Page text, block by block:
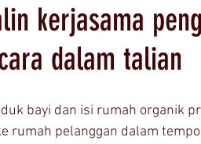
kerjasama
dalam talian
bayi dan isi rumah organik
rumah pelanggan dalam